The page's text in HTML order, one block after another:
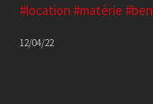
#location #matérie
12/04/22